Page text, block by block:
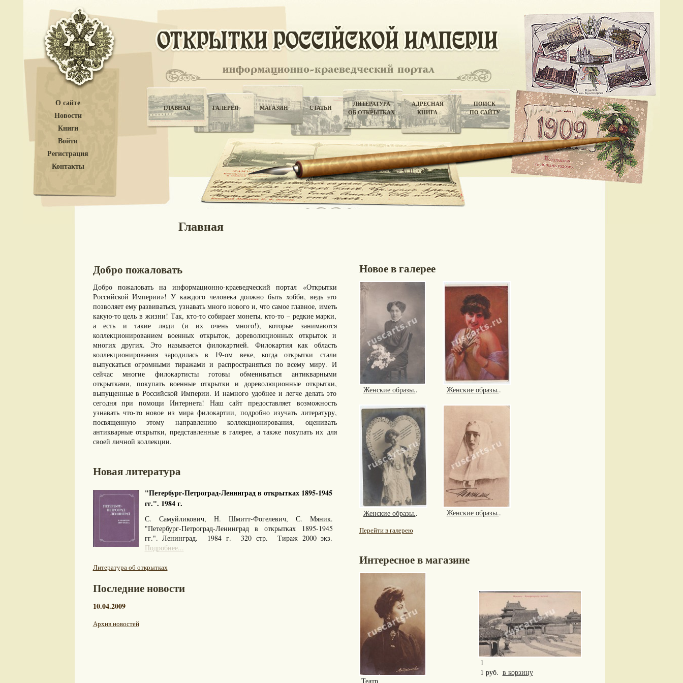
О сайте
Новости
Книги
Войти
Регистрация
Контакты
ГЛАВНАЯ ГАЛЕРЕЯ МАГАЗИН СТАТЬИ
ЛИТЕРАТУРА
ОБ ОТКРЫТКАХ
АДРЕСНАЯ
КНИГА
ПОИСК
ПО САЙТУ
Главная
Добро пожаловать
Добро пожаловать на информационно-краеведческий портал «Открытки
Российской Империи»! У каждого человека должно быть хобби, ведь это
позволяет ему развиваться, узнавать много нового и, что самое главное, иметь
какую-то цель в жизни! Так, кто-то собирает монеты, кто-то – редкие марки,
а есть и такие люди (и их очень много!), которые занимаются
коллекционированием военных открыток, дореволюционных открыток и
многих других. Это называется филокартией. Филокартия как область
коллекционирования зародилась в 19-ом веке, когда открытки стали
выпускаться огромными тиражами и распространяться по всему миру. И
сейчас многие филокартисты готовы обмениваться антикварными
открытками, покупать военные открытки и дореволюционные открытки,
выпущенные в Российской Империи. И намного удобнее и легче делать это
сегодня при помощи Интернета! Наш сайт предоставляет возможность
узнавать что-то новое из мира филокартии, подробно изучать литературу,
посвященную этому направлению коллекционирования, оценивать
антикварные открытки, представленные в галерее, а также покупать их для
своей личной коллекции.
Новая литература
"Петербург-Петроград-Ленинград в открытках 1895-1945
гг.". 1984 г.
С. Самуйликович, Н. Шмитт-Фогелевич, С. Мяник.
"Петербург-Петроград-Ленинград в открытках 1895-1945
гг.". Ленинград. 1984 г. 320 стр. Тираж 2000 экз.
Подробнее...
Литература об открытках
Последние новости
10.04.2009
Архив новостей
Новое в галерее
Женские образы.. Женские образы..
Женские образы.. Женские образы..
Перейти в галерею
Интересное в магазине
Театр
1
1 руб. в корзину